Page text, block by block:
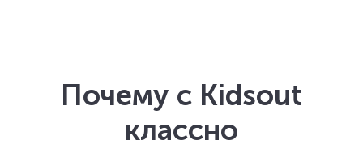
Почему с Kidsout
классно